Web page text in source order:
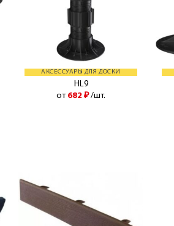
АКСЕССУАРЫ ДЛЯ ДОСКИ
HL9
от 682₽ /шт.